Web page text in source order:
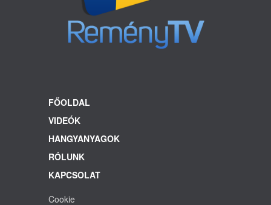
FŐOLDAL
VIDEÓK
HANGYANYAGOK
RÓLUNK
KAPCSOLAT
Cookie